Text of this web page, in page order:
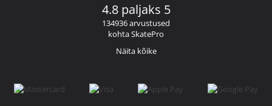
4.8 paljaks 5
134936 arvustused
kohta SkatePro
Näita kõike